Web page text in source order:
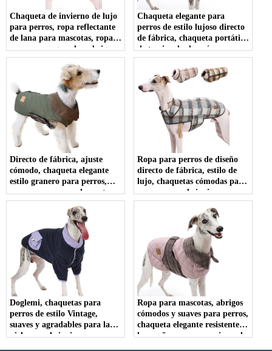
Chaqueta de invierno de lujo
para perros, ropa reflectante
de lana para mascotas, ropa
para perros grandes, abrigo
cálido aislado para
comodidad canina a la moda
Chaqueta elegante para
perros de estilo lujoso directo
de fábrica, chaqueta portátil
de terciopelo de neón para
perros para caminar al aire
Directo de fábrica, ajuste
cómodo, chaqueta elegante
estilo granero para perros,
ropa para perros, chaquetas
para perros, ropa de invierno
para mascotas para uso diario
Ropa para perros de diseño
directo de fábrica, estilo de
lujo, chaquetas cómodas para
perros, ropa de invierno para
mascotas para caminar al aire
Doglemi, chaquetas para
perros de estilo Vintage,
suaves y agradables para la
piel, ropa de invierno para
Ropa para mascotas, abrigos
cómodos y suaves para perros,
chaqueta elegante resistente a
los arañazos para caminar al